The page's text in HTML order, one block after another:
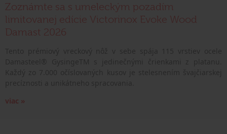
Zoznámte sa s umeleckým pozadím
limitovanej edície Victorinox Evoke Wood
Damast 2026
viac »